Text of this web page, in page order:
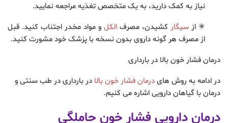
نیاز به کمک دارید، به یک متخصص تغذیه مراجعه نمایید.
✳ از سیگار کشیدن، مصرف الکل و مواد مخدر اجتناب کنید. قبل
از مصرف هر گونه داروی بدون نسخه با پزشک خود مشورت کنید.
درمان فشار خون بالا در بارداری
در ادامه به روش هایدرمان فشار خون بالا در بارداری در طب سنتی و
درمان با گیاهان دارویی اشاره می کنیم.
درمان دارویی فشار خون حاملگی